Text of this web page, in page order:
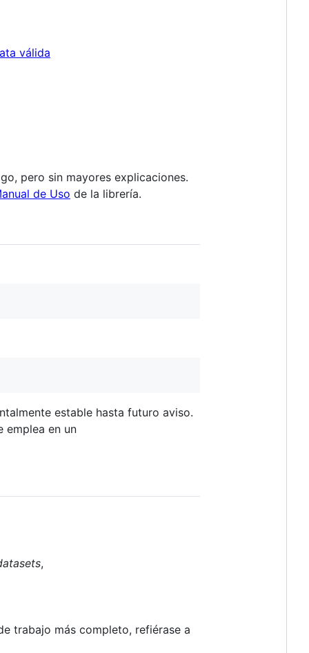
válida
pero sin mayores explicaciones.
de Uso de la librería.
estable hasta futuro aviso.
emplea en un
,
trabajo más completo, refiérase a